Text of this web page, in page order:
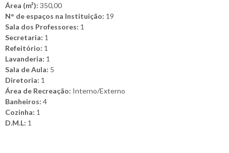
Área (m²): 350,00
N° de espaços na Instituição: 19
Sala dos Professores: 1
Secretaria: 1
Refeitório: 1
Lavanderia: 1
Sala de Aula: 5
Diretoria: 1
Área de Recreação: Interno/Externo
Banheiros: 4
Cozinha: 1
D.M.L: 1